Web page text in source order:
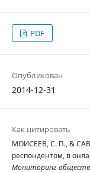
PDF
Опубликован
2014-12-31
Как цитировать
МОИСЕЕВ, С. П., &
респондентом, в
Мониторинг